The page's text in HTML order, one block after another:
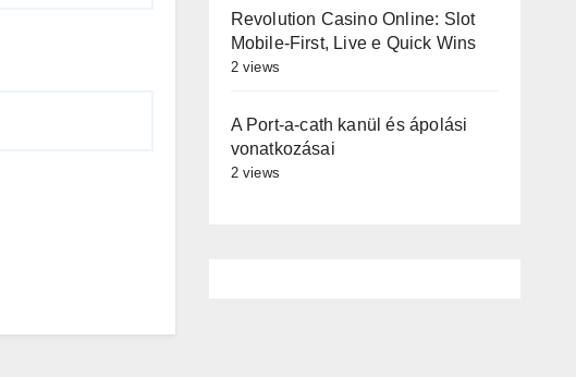
Revolution Casino Online: Slot
Mobile‑First, Live e Quick Wins
2 views
A Port-a-cath kanül és ápolási
vonatkozásai
2 views